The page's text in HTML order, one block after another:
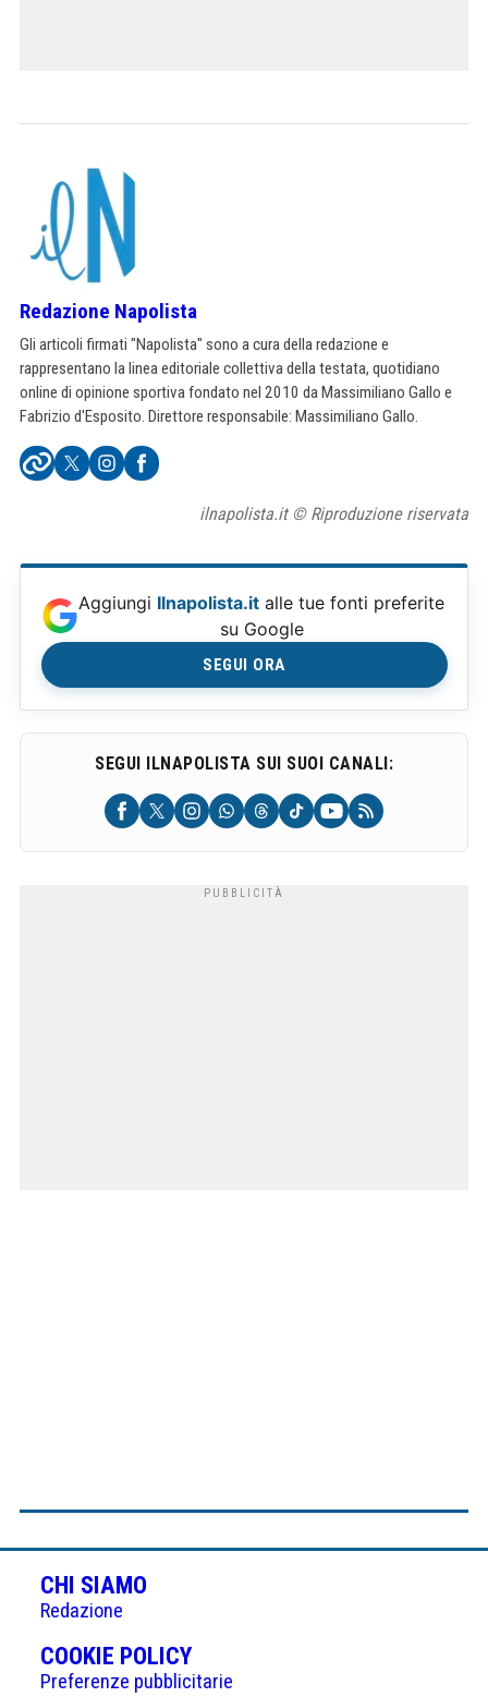
Redazione Napolista
Gli articoli firmati "Napolista" sono a cura della redazione e
rappresentano la linea editoriale collettiva della testata, quotidiano
online di opinione sportiva fondato nel 2010 da Massimiliano Gallo e
Fabrizio d'Esposito. Direttore responsabile: Massimiliano Gallo.
ilnapolista.it © Riproduzione riservata
Aggiungi Ilnapolista.it alle tue fonti preferite
su Google
SEGUI ORA
SEGUI ILNAPOLISTA SUI SUOI CANALI:
CHI SIAMO
Redazione
COOKIE POLICY(APRE
IN
Preferenze pubblicitarie